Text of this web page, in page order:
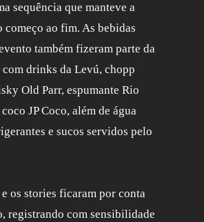
sequência que manteve a
começo ao fim. As bebidas
também fizeram parte da
drinks da Levú, chopp
Old Parr, espumante Rio
JP Coco, além de água
e sucos servidos pelo
os stories ficaram por conta
registrando com sensibilidade